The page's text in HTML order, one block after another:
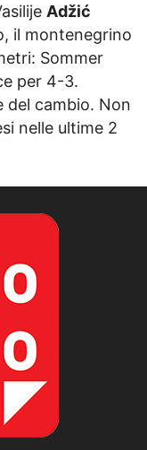
Adžić
il montenegrino
Sommer
per 4-3.
del cambio. Non
nelle ultime 2